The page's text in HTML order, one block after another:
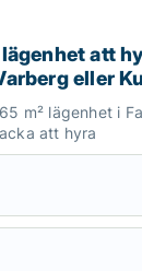
att hyra i
att
eller
m² lägenhet i
att hyra